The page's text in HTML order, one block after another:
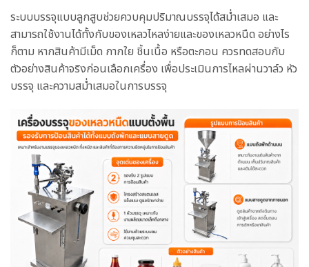
ระบบบรรจุแบบลูกสูบช่วยควบคุมปริมาณบรรจุได้สม่ำเสมอ และ
สามารถใช้งานได้ทั้งกับของเหลวไหลง่ายและของเหลวหนืด อย่างไร
ก็ตาม หากสินค้ามีเม็ด กากใย ชิ้นเนื้อ หรือตะกอน ควรทดสอบกับ
ตัวอย่างสินค้าจริงก่อนเลือกเครื่อง เพื่อประเมินการไหลผ่านวาล์ว หัว
บรรจุ และความสม่ำเสมอในการบรรจุ